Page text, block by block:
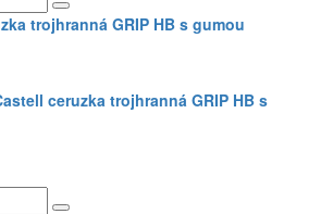
trojhranná GRIP HB s gumou
ceruzka trojhranná GRIP HB s